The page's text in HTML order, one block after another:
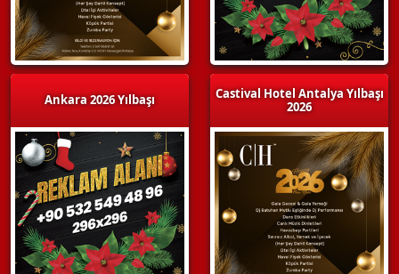
Ankara 2026 Yılbaşı
Castival Hotel Antalya Yılbaşı
2026